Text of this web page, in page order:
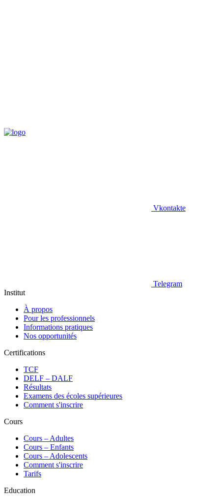
Vkontakte
Telegram
Institut
À propos
Pour les professionnels
Informations pratiques
Nos opportunités
Certifications
TCF
DELF – DALF
Résultats
Examens des écoles supérieures
Comment s'inscrire
Cours
Сours – Adultes
Cours – Enfants
Cours – Adolescents
Comment s'inscrire
Tarifs
Education